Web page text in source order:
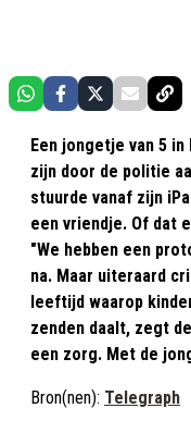
Een jongetje van 5 in
zijn door de politie
stuurde vanaf zijn
een vriendje. Of dat
"We hebben een
na. Maar uiteraard
leeftijd waarop
zenden daalt, zegt
een zorg. Met de
Bron(nen): Telegraph